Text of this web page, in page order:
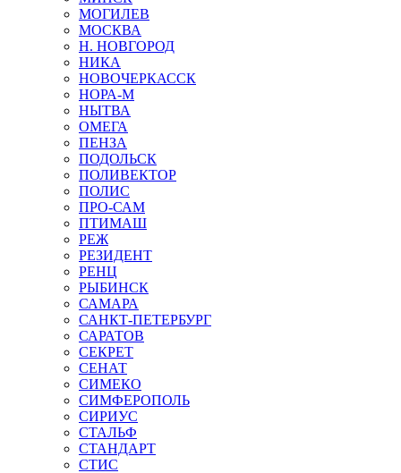
МОГИЛЕВ
МОСКВА
Н. НОВГОРОД
НИКА
НОВОЧЕРКАССК
НОРА-М
НЫТВА
ОМЕГА
ПЕНЗА
ПОДОЛЬСК
ПОЛИВЕКТОР
ПОЛИС
ПРО-САМ
ПТИМАШ
РЕЖ
РЕЗИДЕНТ
РЕНЦ
РЫБИНСК
САМАРА
САНКТ-ПЕТЕРБУРГ
САРАТОВ
СЕКРЕТ
СЕНАТ
СИМЕКО
СИМФЕРОПОЛЬ
СИРИУС
СТАЛЬФ
СТАНДАРТ
СТИС